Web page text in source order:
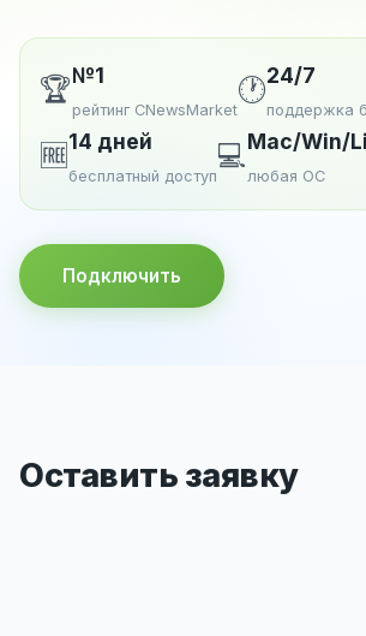
🏆№1
рейтинг CNewsMarket
🕐24/7
поддержка
🆓14 дней
бесплатный доступ
💻Mac/Win/
любая ОС
Подключить
Оставить заявку